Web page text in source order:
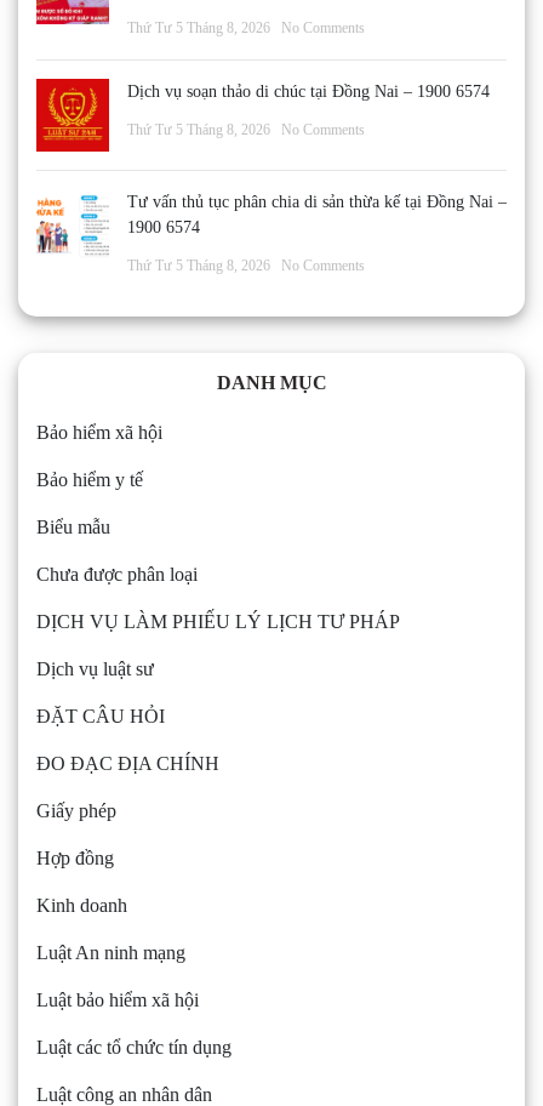
Thứ Tư 5 Tháng 8, 2026 No Comments
Dịch vụ soạn thảo di chúc tại Đồng Nai – 1900 6574
Thứ Tư 5 Tháng 8, 2026 No Comments
Tư vấn thủ tục phân chia di sản thừa kế tại Đồng Nai –
1900 6574
Thứ Tư 5 Tháng 8, 2026 No Comments
DANH MỤC
Bảo hiểm xã hội
Bảo hiểm y tế
Biểu mẫu
Chưa được phân loại
DỊCH VỤ LÀM PHIẾU LÝ LỊCH TƯ PHÁP
Dịch vụ luật sư
ĐẶT CÂU HỎI
ĐO ĐẠC ĐỊA CHÍNH
Giấy phép
Hợp đồng
Kinh doanh
Luật An ninh mạng
Luật bảo hiểm xã hội
Luật các tổ chức tín dụng
Luật công an nhân dân